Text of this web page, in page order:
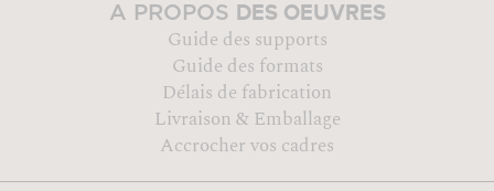
A PROPOS DES OEUVRES
Guide des supports
Guide des formats
Délais de fabrication
Livraison & Emballage
Accrocher vos cadres